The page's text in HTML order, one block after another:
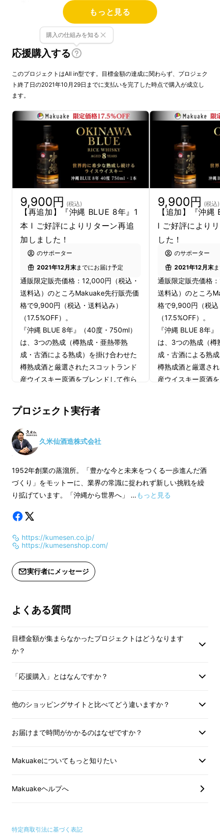
蔵に眠る泡盛古酒を活かした
希少酒。ライスウイスキー
『沖縄 BLUE 8年』
世界的にも希少な酒質の本格ライスウイスキー
『沖縄 BLUE 8年』です。そのきっかけは
「国
内でもライスウイスキーの販売ができないか」
とのお客様の声から始まりました。
日本国内でウイスキーとして発売するために
は、税法上、原酒の割合で10%以上の麦芽から
造られたモルトウイスキーをブレンドする必要
があります。
そのため今回、
蔵に眠る樽熟成フィニッシュ8
年貯蔵酒を活かすため、もっとも相性の良い8
年熟成のスコットランド産モルトウイスキーを
選び抜き、独自のブレンド技術を駆使して『沖
縄 BLUE 8年』が誕生しました。
近年、国内外でジャパニーズウイスキーの価値
は急騰していますが、その中でも我々のライス
ウイスキーはかなり稀少価値が高いものの１つ
です。
て特別価格で先行発売いたします。
沖縄の泡盛は
が高いことが特徴です。
貯蔵することで希少なヴィンテージ樽熟成酒を
70年間泡盛に向き合ってきた
もっと見る
応援購入する
購入の仕組みを知る
このプロジェクトはAll in型です。目標金額の達成に関わらず、プロジェク
ト終了日の2021年10月29日までに支払いを完了した時点で購入が成立し
ます。
9,900円 (税込)
【再追加】『沖縄 BLUE 8年』1
本 l ご好評によりリターン再追
加しました！
のサポーター
2021年12月末までにお届け予定
通販限定販売価格：12,000円（税込・
送料込）のところMakuake先行販売価
格で9,900円（税込・送料込み）
（17.5%OFF）。
『沖縄 BLUE 8年』（40度・750ml）
は、3つの熟成（樽熟成・亜熱帯熟
成・古酒による熟成）を掛け合わせた
樽熟成酒と厳選されたスコットランド
産ウイスキー原酒をブレンドして作ら
造創業70周年を記念した新たなステー
ジへの挑戦となる新商品です。お楽し
みください！！
保存方法：常温保存
※ 20歳未満の方はご購入できません。
※ 追加商品となるため、通常11月中旬
から発送のところ、12月初旬以降の発
送となる場合がございます。あらかじ
9,900円 (税込)
【追加】『沖
l ご好評により
した！
のサポーター
2021年12月末
通販限定販売価格
送料込）のところ
格で9,900円（税込
（17.5%OFF）。
『沖縄 BLUE 8年
は、3つの熟成（樽
成・古酒による熟
樽熟成酒と厳選さ
産ウイスキー原酒
※ 追加商品となる
から発送のところ
プロジェクト実行者
久米仙酒造株式会社
1952年創業の蒸溜所。「豊かな今と未来をつくる一歩進んだ酒
づくり」をモットーに、業界の常識に捉われず新しい挑戦を繰
り拡げています。「沖縄から世界へ」 …もっと見る
https://kumesen.co.jp/
https://kumesenshop.com/
実行者にメッセージ
よくある質問
目標金額が集まらなかったプロジェクトはどうなります
か？
「応援購入」とはなんですか？
他のショッピングサイトと比べてどう違いますか？
お届けまで時間がかかるのはなぜですか？
Makuakeについてもっと知りたい
Makuakeヘルプへ
特定商取引法に基づく表記